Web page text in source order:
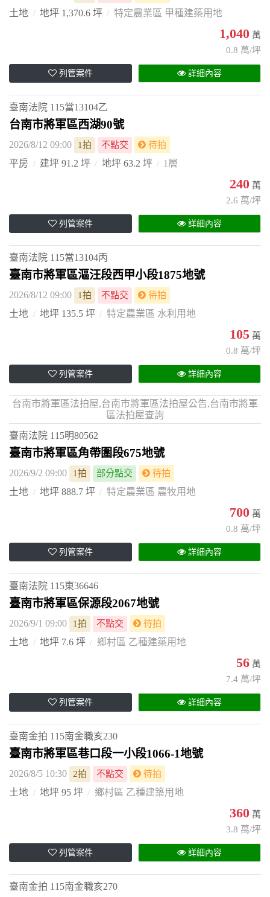
土地 地坪 1,370.6 坪 特定農業區 甲種建築用地
1,040 萬
0.8 萬/坪
列管案件 詳細內容
臺南法院 115當13104乙
台南市將軍區西湖90號
2026/8/12 09:00 1拍 不點交 待拍
平房 建坪 91.2 坪 地坪 63.2 坪 1層
240 萬
2.6 萬/坪
列管案件 詳細內容
臺南法院 115當13104丙
臺南市將軍區漚汪段西甲小段1875地號
2026/8/12 09:00 1拍 不點交 待拍
土地 地坪 135.5 坪 特定農業區 水利用地
105 萬
0.8 萬/坪
列管案件 詳細內容
台南市將軍區法拍屋,台南市將軍區法拍屋公告,台南市將軍
區法拍屋查詢
臺南法院 115明80562
臺南市將軍區角帶圍段675地號
2026/9/2 09:00 1拍 部分點交 待拍
土地 地坪 888.7 坪 特定農業區 農牧用地
700 萬
0.8 萬/坪
列管案件 詳細內容
臺南法院 115東36646
臺南市將軍區保源段2067地號
2026/9/1 09:00 1拍 不點交 待拍
土地 地坪 7.6 坪 鄉村區 乙種建築用地
56 萬
7.4 萬/坪
列管案件 詳細內容
臺南金拍 115南金職亥230
臺南市將軍區巷口段一小段1066-1地號
2026/8/5 10:30 2拍 不點交 待拍
土地 地坪 95 坪 鄉村區 乙種建築用地
360 萬
3.8 萬/坪
列管案件 詳細內容
臺南金拍 115南金職亥270